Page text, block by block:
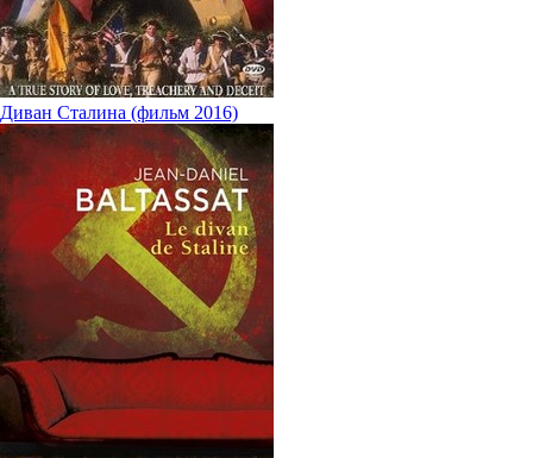
Диван Сталина (фильм 2016)